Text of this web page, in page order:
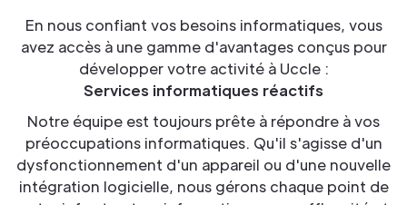
En nous confiant vos besoins informatiques, vous
avez accès à une gamme d'avantages conçus pour
développer votre activité à Uccle :
Services informatiques réactifs
Notre équipe est toujours prête à répondre à vos
préoccupations informatiques. Qu'il s'agisse d'un
dysfonctionnement d'un appareil ou d'une nouvelle
intégration logicielle, nous gérons chaque point de